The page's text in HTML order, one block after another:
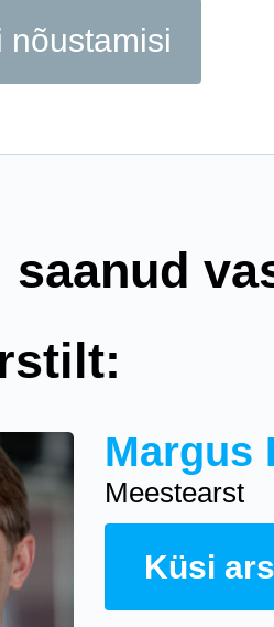
nõustamisi
saanud
Margus
Meestearst
Küsi